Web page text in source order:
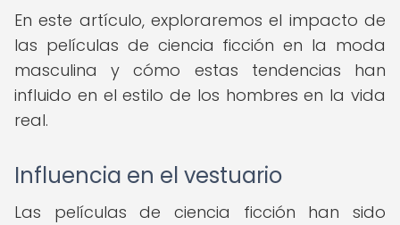
En este artículo, exploraremos el impacto de
las películas de ciencia ficción en la moda
masculina y cómo estas tendencias han
influido en el estilo de los hombres en la vida
real.
Influencia en el vestuario
Las películas de ciencia ficción han sido